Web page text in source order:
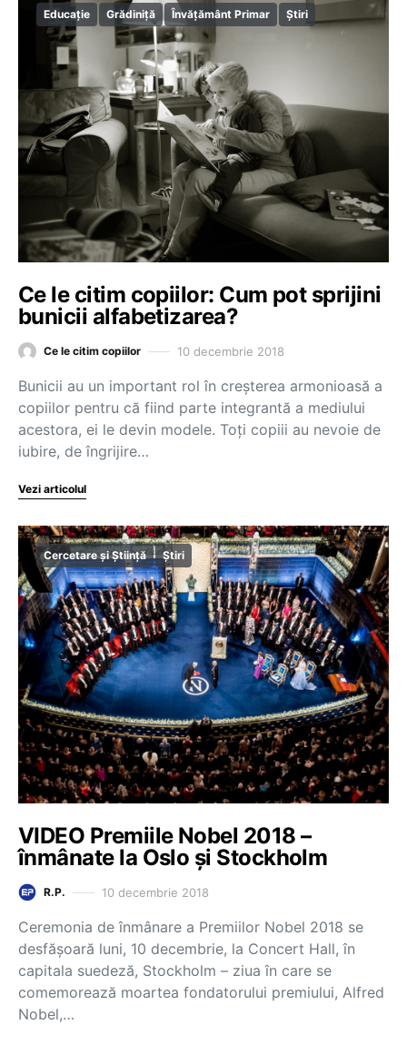
Educație Grădiniță Învățământ Primar Știri
Ce le citim copiilor: Cum pot sprijini
bunicii alfabetizarea?
Ce le citim copiilor 10 decembrie 2018
Bunicii au un important rol în creșterea armonioasă a
copiilor pentru că fiind parte integrantă a mediului
acestora, ei le devin modele. Toți copiii au nevoie de
iubire, de îngrijire…
Vezi articolul
Cercetare și Știință Știri
VIDEO Premiile Nobel 2018 –
înmânate la Oslo şi Stockholm
R.P. 10 decembrie 2018
Ceremonia de înmânare a Premiilor Nobel 2018 se
desfăşoară luni, 10 decembrie, la Concert Hall, în
capitala suedeză, Stockholm – ziua în care se
comemorează moartea fondatorului premiului, Alfred
Nobel,…